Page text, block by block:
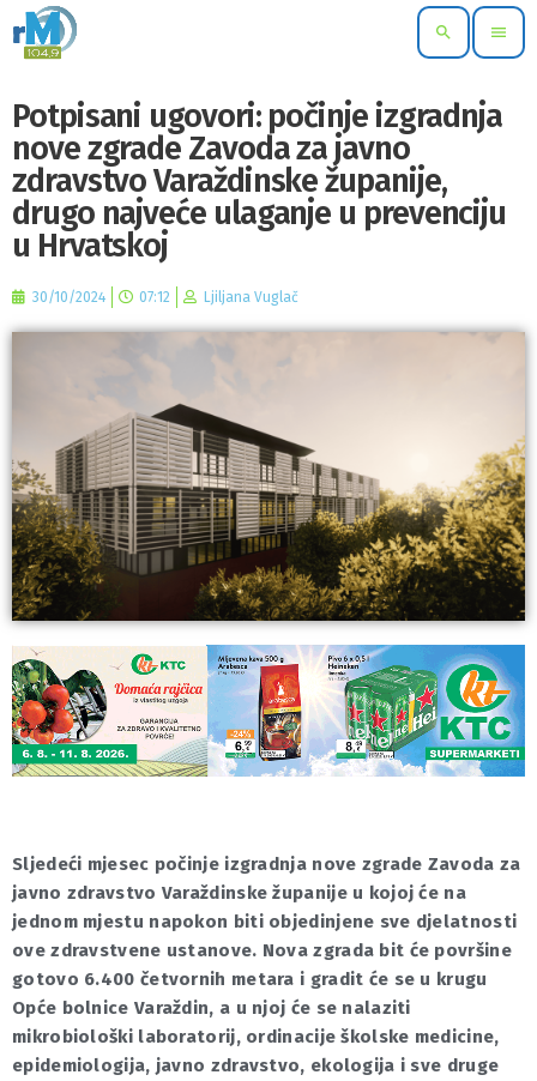
search menu
Potpisani ugovori: počinje izgradnja
nove zgrade Zavoda za javno
zdravstvo Varaždinske županije,
drugo najveće ulaganje u prevenciju
u Hrvatskoj
30/10/2024 07:12 Ljiljana Vuglač
Sljedeći mjesec počinje izgradnja nove zgrade Zavoda za
javno zdravstvo Varaždinske županije u kojoj će na
jednom mjestu napokon biti objedinjene sve djelatnosti
ove zdravstvene ustanove. Nova zgrada bit će površine
gotovo 6.400 četvornih metara i gradit će se u krugu
Opće bolnice Varaždin, a u njoj će se nalaziti
mikrobiološki laboratorij, ordinacije školske medicine,
epidemiologija, javno zdravstvo, ekologija i sve druge